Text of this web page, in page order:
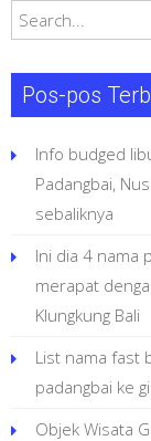
Bottom Boat
Telah Tersedia
Pos-pos
Info budged
Padangbai,
sebaliknya
Ini dia 4 nama
merapat
Klungkung Bali
List nama fast
padangbai ke
Objek Wisata